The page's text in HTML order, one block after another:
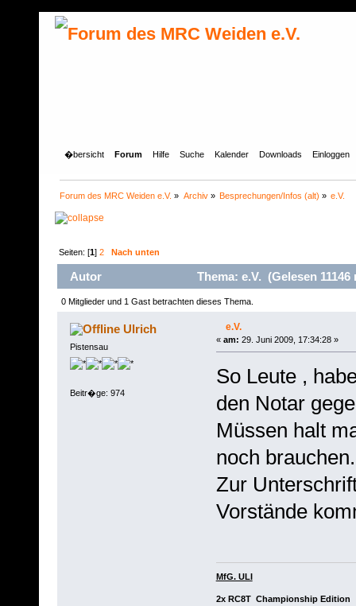
�bersicht Forum Hilfe Suche Kalender Downloads Einloggen
Forum des MRC Weiden e.V. » Archiv» Besprechungen/Infos (alt) » e.V.
Seiten: [1]2 Nach unten
Autor Thema: e.V. (Gelesen 11146
0 Mitglieder und 1 Gast betrachten dieses Thema.
Ulrich
Pistensau
Beitr�ge: 974
e.V.
« am: 29. Juni 2009, 17:34:28 »
So Leute ,
den Notar
Müssen halt
noch brauchen.
Zur
Vorstände
MfG. ULI
2x RC8T Championship Edition